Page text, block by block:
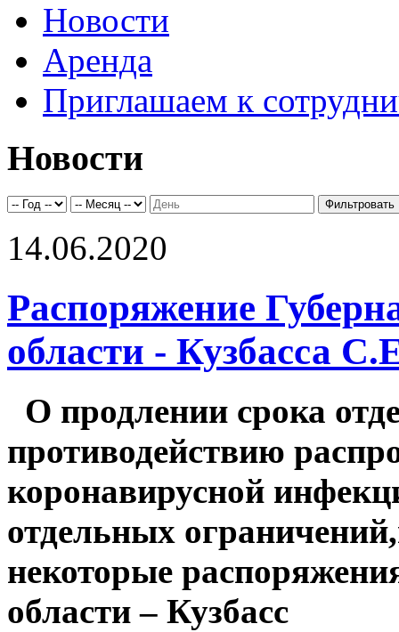
Новости
Аренда
Приглашаем к
Новости
14.06.2020
Распоряжение
области - Кузбасса
О продлении срока
противодействию
коронавирусной
отдельных ограничений,
некоторые
области – Кузбасс